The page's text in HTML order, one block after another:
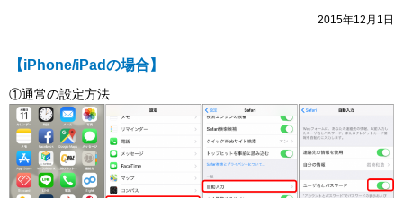
2015年12月1日
【iPhone/iPadの場合】
①通常の設定方法